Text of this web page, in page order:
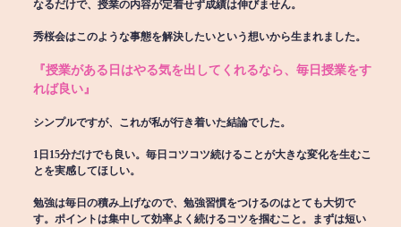
なるだけで、授業の内容が定着せず成績は伸びません。
秀桜会はこのような事態を解決したいという想いから生まれました。
『授業がある日はやる気を出してくれるなら、毎日授業をす
れば良い』
シンプルですが、これが私が行き着いた結論でした。
1日15分だけでも良い。毎日コツコツ続けることが大きな変化を生むこ
とを実感してほしい。
勉強は毎日の積み上げなので、勉強習慣をつけるのはとても大切で
す。ポイントは集中して効率よく続けるコツを掴むこと。まずは短い